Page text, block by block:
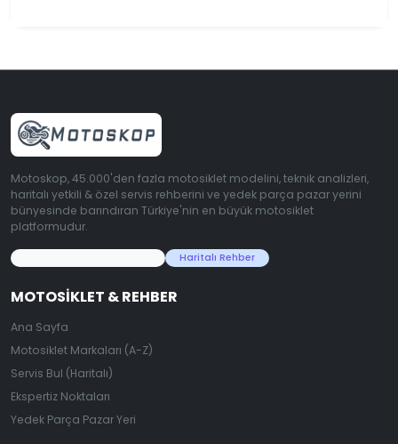
Motoskop, 45.000'den fazla motosiklet modelini, teknik analizleri,
haritalı yetkili & özel servis rehberini ve yedek parça pazar yerini
bünyesinde barındıran Türkiye'nin en büyük motosiklet
platformudur.
Haritalı Rehber
MOTOSIKLET & REHBER
Ana Sayfa
Motosiklet Markaları (A-Z)
Servis Bul (Haritalı)
Ekspertiz Noktaları
Yedek Parça Pazar Yeri